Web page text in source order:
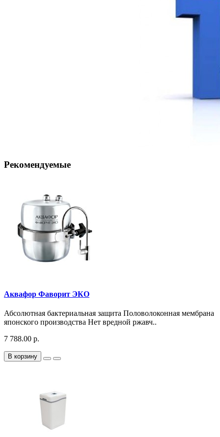
Рекомендуемые
Аквафор Фаворит ЭКО
Абсолютная бактериальная защита Половолоконная мембрана
японского производства Нет вредной ржавч..
7 788.00 р.
В корзину